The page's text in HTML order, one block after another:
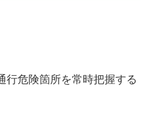
危険箇所を常時把握する